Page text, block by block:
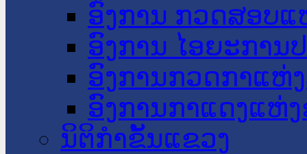
ອົງການ ກວດສອບແ
ອົງການ ໄອຍະການ
ອົງການກວດກາແຫ່
ອົງການກາແດງແຫ່
ນິຕິກໍາຂັ້ນແຂວງ